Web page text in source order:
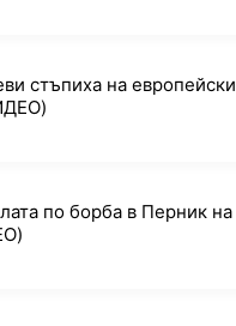
стъпиха на
по борба в Перник